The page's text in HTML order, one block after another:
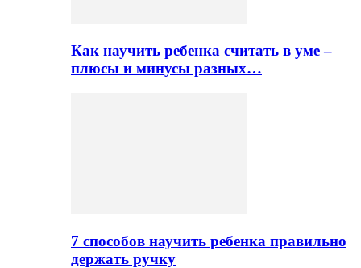
Как научить ребенка считать в уме –
плюсы и минусы разных…
7 способов научить ребенка правильно
держать ручку